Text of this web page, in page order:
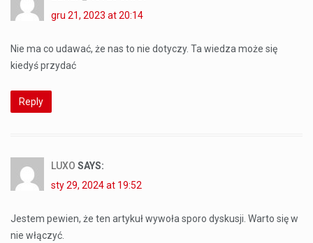
gru 21, 2023 at 20:14
Nie ma co udawać, że nas to nie dotyczy. Ta wiedza może się
kiedyś przydać
Reply
LUXO SAYS:
sty 29, 2024 at 19:52
Jestem pewien, że ten artykuł wywoła sporo dyskusji. Warto się w
nie włączyć.